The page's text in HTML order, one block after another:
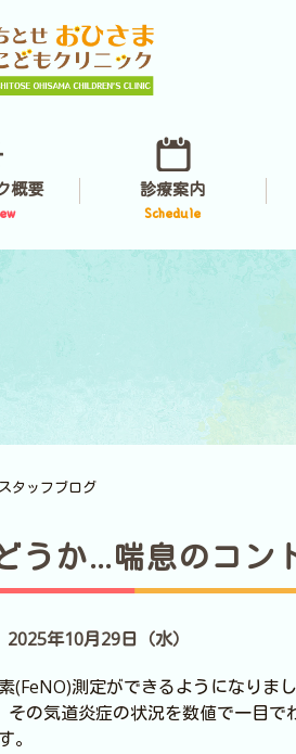
概要 診療案内
Schedule
タッフブログ
うか…喘息のコン
2025年10月29日（水）
(FeNO)測定ができるようになりま
その気道炎症の状況を数値で一目
。